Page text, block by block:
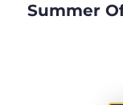
Summer